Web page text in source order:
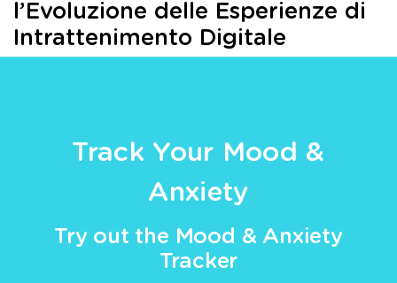
l’Evoluzione delle Esperienze di
Intrattenimento Digitale
Track Your Mood &
Anxiety
Try out the Mood & Anxiety
Tracker